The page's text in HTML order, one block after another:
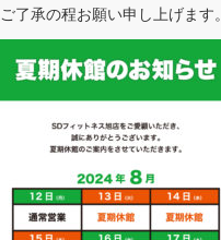
ご了承の程お願い申し上げます。